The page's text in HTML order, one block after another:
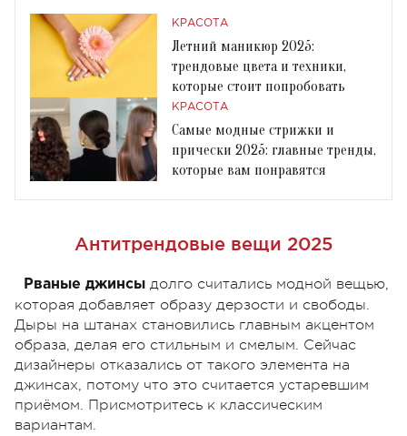
КРАСОТА
Летний маникюр 2025:
трендовые цвета и техники,
которые стоит попробовать
КРАСОТА
Самые модные стрижки и
прически 2025: главные тренды,
которые вам понравятся
Антитрендовые вещи 2025
Рваные джинсы долго считались модной вещью,
которая добавляет образу дерзости и свободы.
Дыры на штанах становились главным акцентом
образа, делая его стильным и смелым. Сейчас
дизайнеры отказались от такого элемента на
джинсах, потому что это считается устаревшим
приёмом. Присмотритесь к классическим
вариантам.